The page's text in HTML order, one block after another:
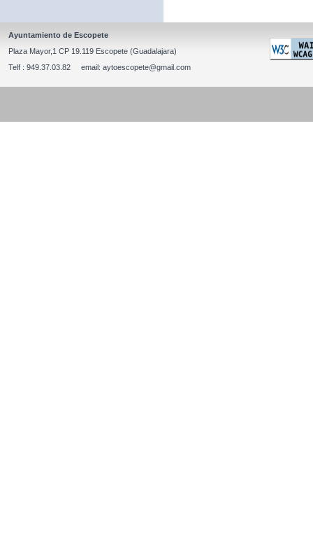
Ayuntamiento de Escopete
Plaza Mayor,1 CP 19.119 Escopete (Guadalajara)
Telf : 949.37.03.82 email: aytoescopete@gmail.com